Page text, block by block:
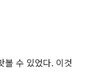
볼 수 있었다. 이것